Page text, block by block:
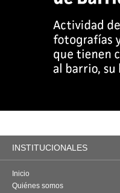
INSTITUCIONALES
Inicio
Quiénes somos